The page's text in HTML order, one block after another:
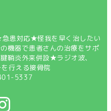
患対応★怪我を早く治したい
機器で患者さんの治療をサポ
鞘炎外来併設★ラジオ波、
行える接骨院
5337